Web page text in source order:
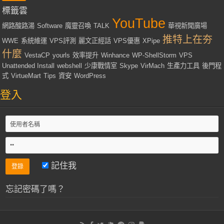
標籤雲
網路酸路湯 Software 魔靈召喚 TALK YouTube 華視新聞廣場
WWE 系統維運 VPS評測 麗文正經話 VPS優惠 XPipe 推特上在夯
什麼 VestaCP yourls 效率提升 Winhance WP-ShellStorm VPS
Unattended Install
webshell 少康戰情室 Skype VirMach 生產力工具 後門程
式 VirtueMart Tips 資安 WordPress
登入
記住我
忘記密碼了嗎？